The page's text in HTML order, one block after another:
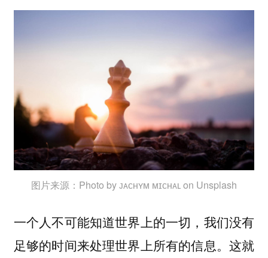
图片来源：Photo by ᴊᴀᴄʜʏᴍ ᴍɪᴄʜᴀʟ on Unsplash
一个人不可能知道世界上的一切，我们没有
足够的时间来处理世界上所有的信息。这就